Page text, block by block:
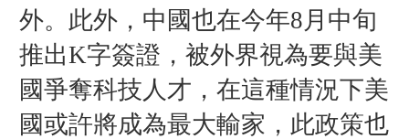
外。此外，中國也在今年8月中旬
推出K字簽證，被外界視為要與美
國爭奪科技人才，在這種情況下美
國或許將成為最大輸家，此政策也